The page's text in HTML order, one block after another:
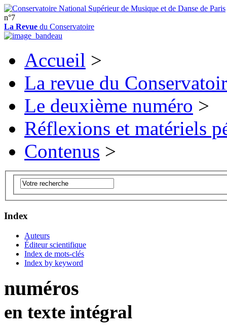
n°7
La Revue du Conservatoire
Accueil >
La revue du
Le deuxième numéro >
Réflexions et matériels
Contenus >
Index
Auteurs
Éditeur scientifique
Index de mots-clés
Index by keyword
numéros
en texte intégral